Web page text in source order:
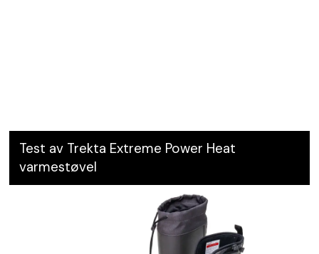
Test av Trekta Extreme Power Heat
varmestøvel